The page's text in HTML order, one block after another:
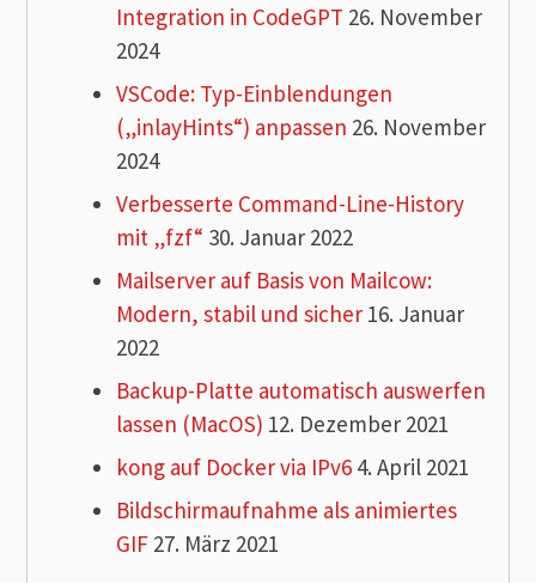
Integration in CodeGPT 26. November
2024
VSCode: Typ-Einblendungen
(„inlayHints“) anpassen 26. November
2024
Verbesserte Command-Line-History
mit „fzf“ 30. Januar 2022
Mailserver auf Basis von Mailcow:
Modern, stabil und sicher 16. Januar
2022
Backup-Platte automatisch auswerfen
lassen (MacOS) 12. Dezember 2021
kong auf Docker via IPv6 4. April 2021
Bildschirmaufnahme als animiertes
GIF 27. März 2021